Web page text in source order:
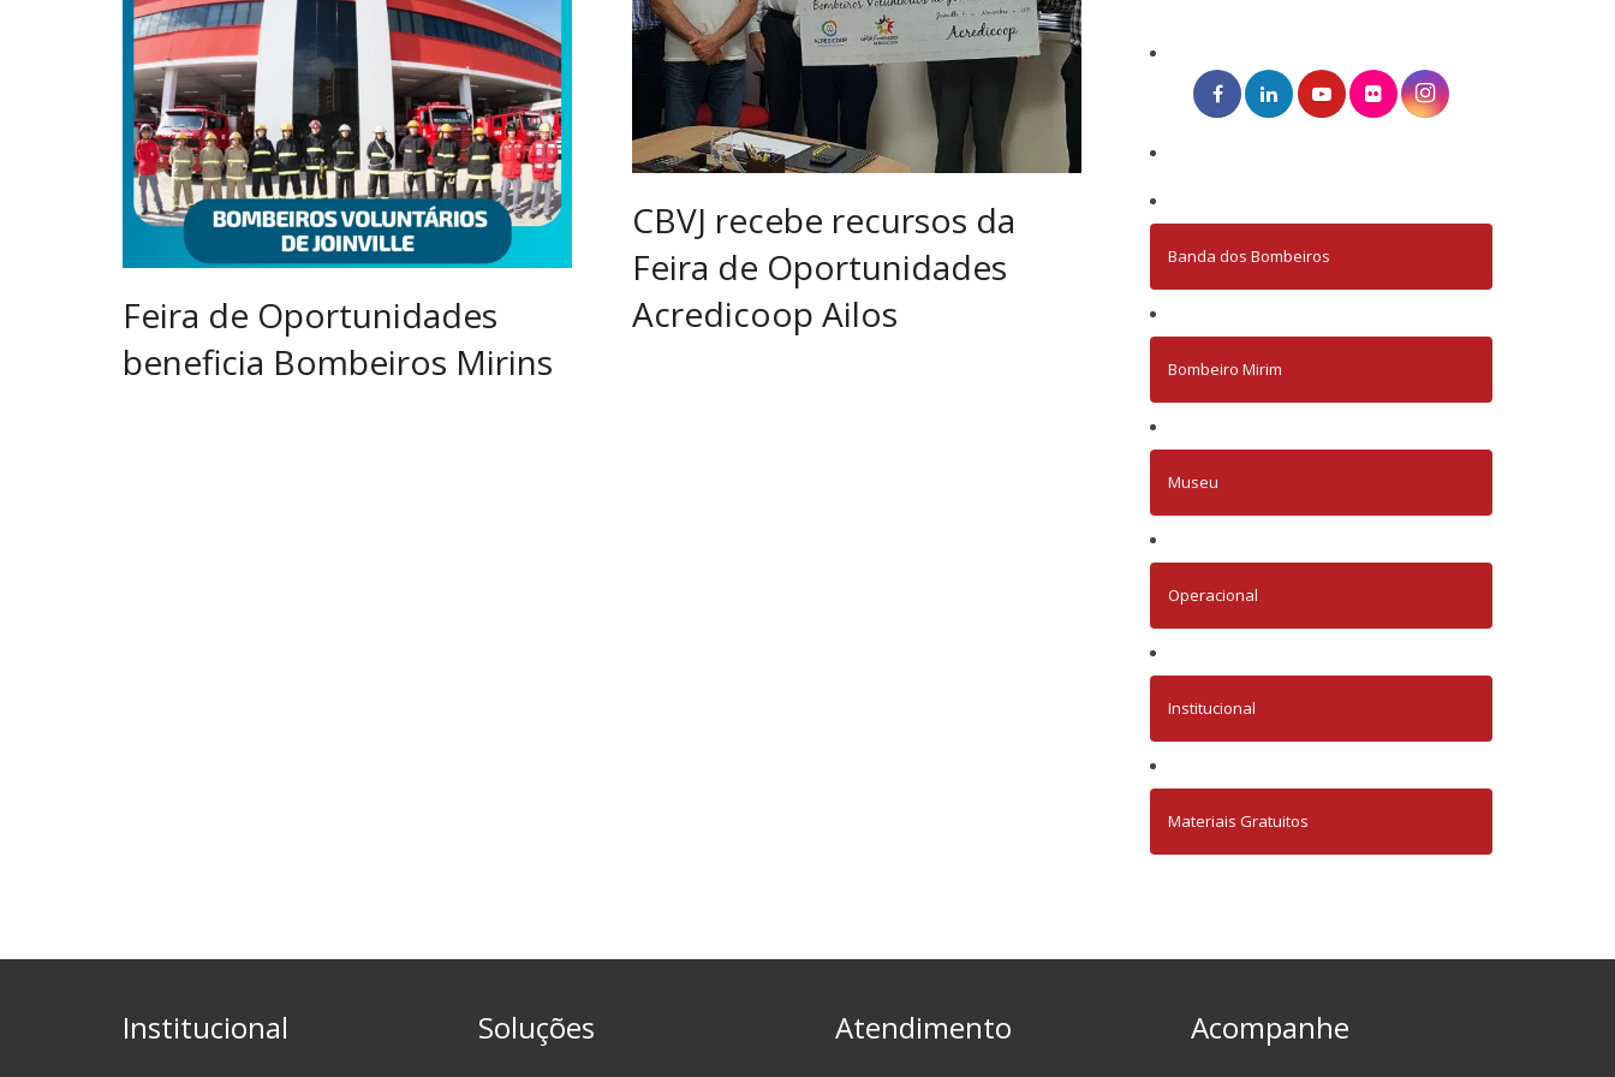
Feira de Oportunidades
beneficia Bombeiros Mirins
CBVJ recebe recursos da
Feira de Oportunidades
Acredicoop Ailos
Banda dos Bombeiros
Bombeiro Mirim
Museu
Operacional
Institucional
Materiais Gratuitos
Institucional Soluções Atendimento Acompanhe